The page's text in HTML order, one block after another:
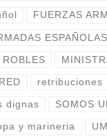
FUERZAS
ESPAÑOLAS
ROBLES
RED retribuciones
dignas SOMOS
y marineria